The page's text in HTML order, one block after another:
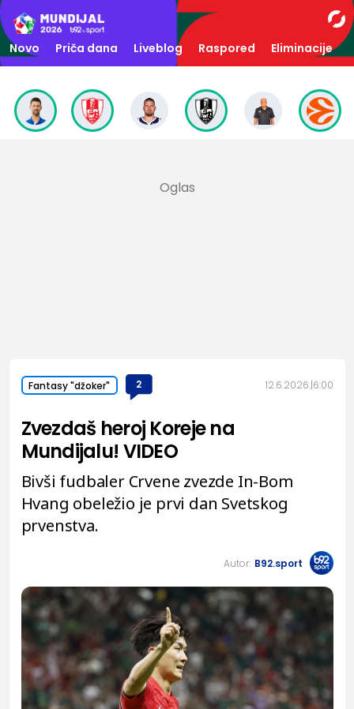
Novo Priča dana Liveblog Raspored Eliminacije
Fantasy "džoker" 2 12.6.2026. 6:00
Zvezdaš heroj Koreje na
Mundijalu! VIDEO
Bivši fudbaler Crvene zvezde In-Bom
Hvang obeležio je prvi dan Svetskog
prvenstva.
Autor: B92.sport